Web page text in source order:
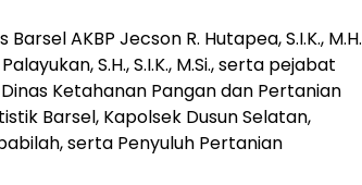
AKBP Jecson R. Hutapea, S.I.K., M.H.
S.H., S.I.K., M.Si., serta pejabat
Ketahanan Pangan dan Pertanian
Barsel, Kapolsek Dusun Selatan,
serta Penyuluh Pertanian